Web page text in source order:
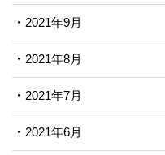
2021年9月
2021年8月
2021年7月
2021年6月